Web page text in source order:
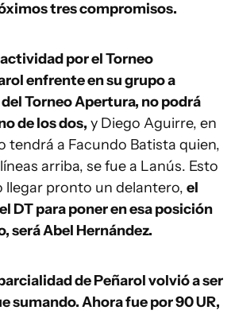
tres compromisos.
por el Torneo
enfrente en su grupo a
Torneo Apertura, no podrá
de los dos, y Diego Aguirre, en
tendrá a Facundo Batista quien,
arriba, se fue a Lanús. Esto
llegar pronto un delantero, el
DT para poner en esa posición
será Abel Hernández.
de Peñarol volvió a ser
sumando. Ahora fue por 90 UR,